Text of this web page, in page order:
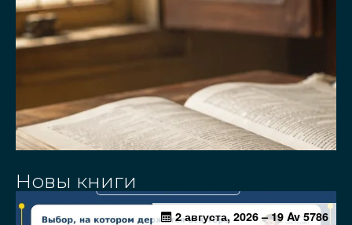
Новы книги